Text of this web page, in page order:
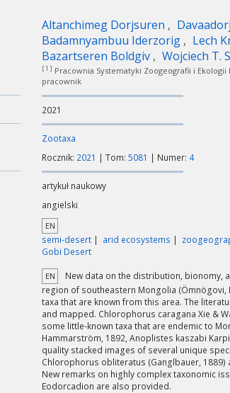
Altanchimeg Dorjsuren
Badamnyambuu Iderzorig
Lech
Bazartseren Boldgiv
Wojciech T.
[ 1 ] Pracownia Systematyki Zoogeografii i
pracownik
2021
Zootaxa
Rocznik: 2021 | Tom: 5081 | Numer: 4
artykuł naukowy
angielski
EN
semi-desert arid ecosystems
Gobi Desert
EN
New data on the distribution, bionomy,
region of southeastern Mongolia
taxa that are known from this area. The
and mapped. Chlorophorus caragana Xie &
some little-known taxa that are endemic to
Hammarström, 1892, Anoplistes kaszabi
quality stacked images of several unique
Chlorophorus obliteratus (Ganglbauer,
New remarks on highly complex taxonomic
Eodorcadion are also provided.